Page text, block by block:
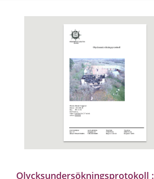
Olycksundersökningsprotokoll :